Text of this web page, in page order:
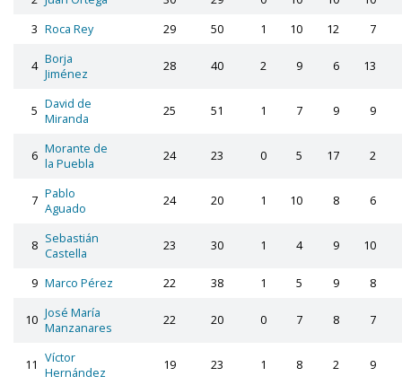
3 Roca Rey 29 50 1 10 12 7
4 Borja
Jiménez
28 40 2 9 6 13
5 David de
Miranda
25 51 1 7 9 9
6 Morante de
la Puebla
24 23 0 5 17 2
7 Pablo
Aguado
24 20 1 10 8 6
8 Sebastián
Castella
23 30 1 4 9 10
9 Marco Pérez 22 38 1 5 9 8
10 José María
Manzanares
22 20 0 7 8 7
11 Víctor
Hernández
19 23 1 8 2 9